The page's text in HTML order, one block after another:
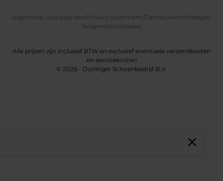
Algemene voorwaarden Privacy statement Dames Heren Meisjes
Jongens Sale Nieuw
Alle prijzen zijn inclusief BTW en exclusief eventuele verzendkosten
en servicekosten
© 2026 - Durlinger Schoenbedrijf B.V.